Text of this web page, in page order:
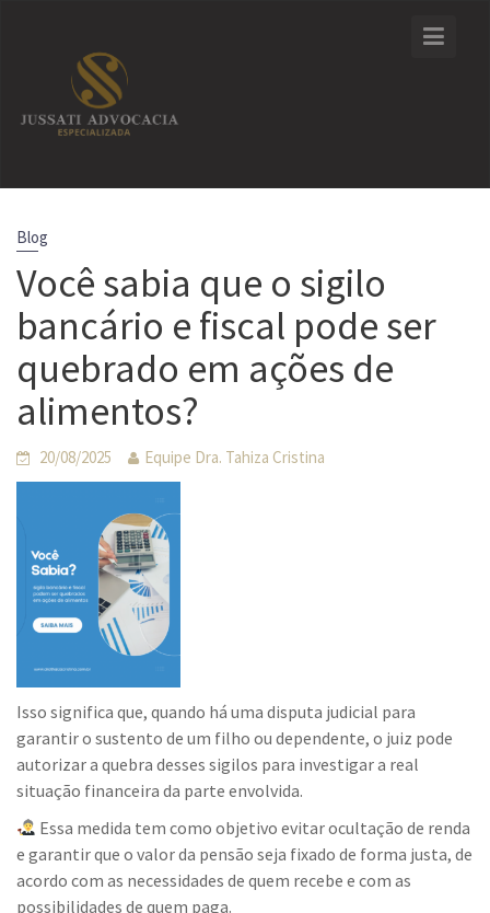
Blog
Você sabia que o sigilo
bancário e fiscal pode ser
quebrado em ações de
alimentos?
20/08/2025 Equipe Dra. Tahiza Cristina
Isso significa que, quando há uma disputa judicial para
garantir o sustento de um filho ou dependente, o juiz pode
autorizar a quebra desses sigilos para investigar a real
situação financeira da parte envolvida.
Essa medida tem como objetivo evitar ocultação de renda
e garantir que o valor da pensão seja fixado de forma justa, de
acordo com as necessidades de quem recebe e com as
possibilidades de quem paga.